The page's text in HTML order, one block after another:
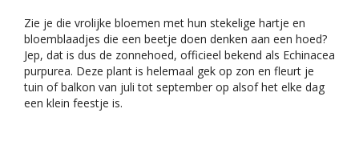
Zie je die vrolijke bloemen met hun stekelige hartje en
bloemblaadjes die een beetje doen denken aan een hoed?
Jep, dat is dus de zonnehoed, officieel bekend als Echinacea
purpurea. Deze plant is helemaal gek op zon en fleurt je
tuin of balkon van juli tot september op alsof het elke dag
een klein feestje is.